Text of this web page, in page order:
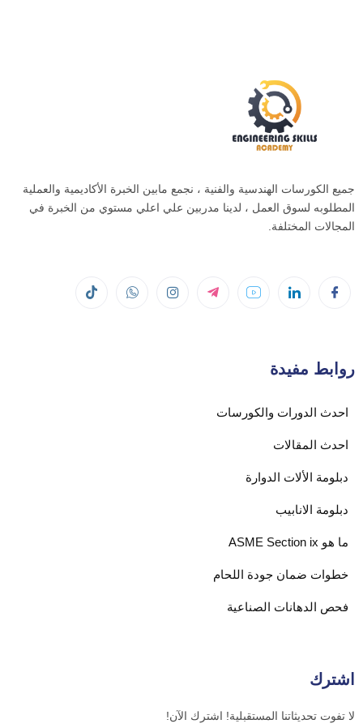
جميع الكورسات الهندسية والفنية ، نجمع مابين الخبرة الأكاديمية والعملية
المطلوبه لسوق العمل ، لدينا مدربين علي اعلي مستوي من الخبرة في
المجالات المختلفة.
روابط مفيدة
احدث الدورات والكورسات
احدث المقالات
دبلومة الألات الدوارة
دبلومة الانابيب
ما هو ASME Section ix
خطوات ضمان جودة اللحام
فحص الدهانات الصناعية
اشترك
لا تفوت تحديثاتنا المستقبلية! اشترك الآن!